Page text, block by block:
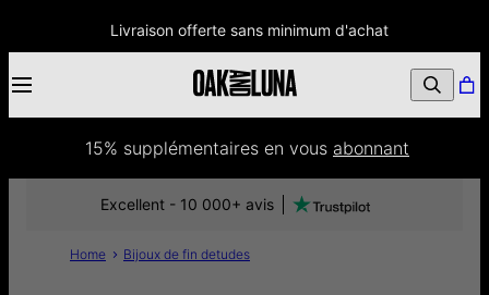
Livraison offerte sans minimum d'achat
15% supplémentaires en vous abonnant
Home Bijoux de fin detudes
Excellent - 10 000+ avis